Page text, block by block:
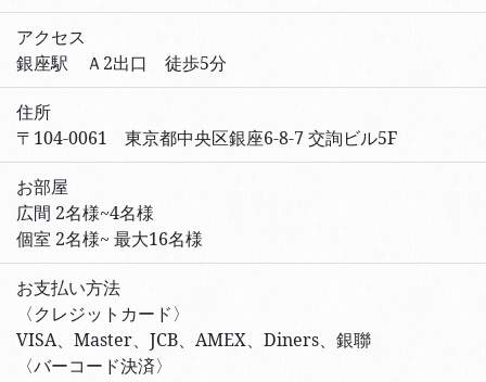
アクセス
銀座駅 Ａ2出口 徒歩5分
住所
〒104-0061 東京都中央区銀座6-8-7 交詢ビル5F
お部屋
広間 2名様~4名様
個室 2名様~ 最大16名様
お支払い方法
〈クレジットカード〉
VISA、Master、JCB、AMEX、Diners、銀聯
〈バーコード決済〉